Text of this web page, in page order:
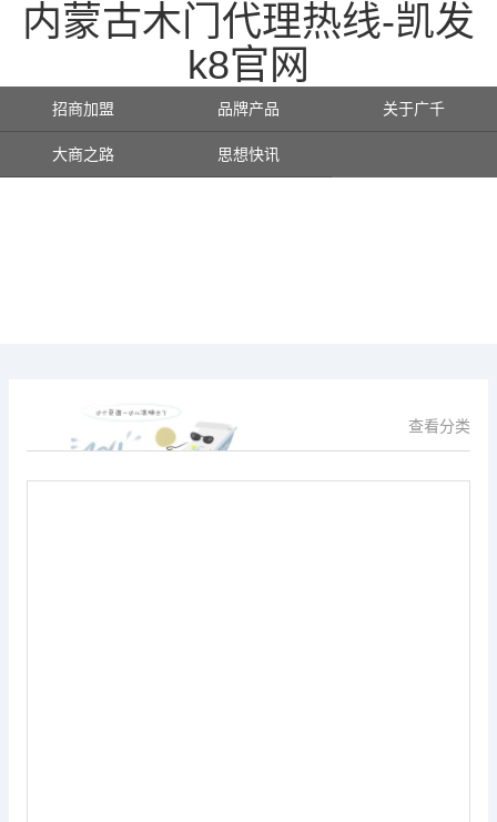
内蒙古木门代理热线-凯发
k8官网
招商加盟 品牌产品 关于广千
大商之路 思想快讯
查看分类